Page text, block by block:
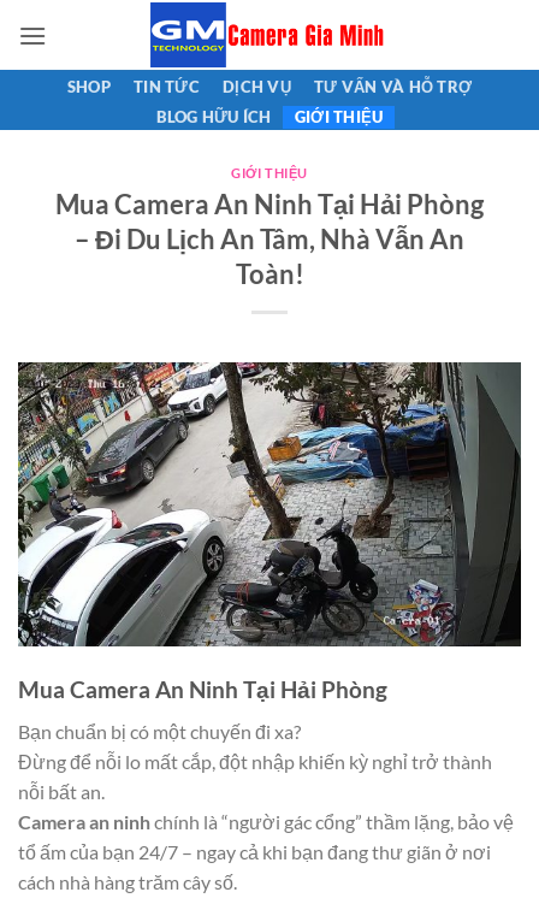
qua
nội
SHOP TIN TỨC DỊCH VỤ
TƯ VẤN VÀ HỖ TRỢ
BLOG HỮU ÍCH
GIỚI THIỆU
GIỚI THIỆU
Mua Camera An Ninh Tại Hải Phòng
– Đi Du Lịch An Tâm, Nhà Vẫn An
Toàn!
Mua Camera An Ninh Tại Hải Phòng
Bạn chuẩn bị có một chuyến đi xa?
Đừng để nỗi lo mất cắp, đột nhập khiến kỳ nghỉ trở thành
nỗi bất an.
Camera an ninhchính là “người gác cổng” thầm lặng, bảo vệ
tổ ấm của bạn 24/7 – ngay cả khi bạn đang thư giãn ở nơi
cách nhà hàng trăm cây số.